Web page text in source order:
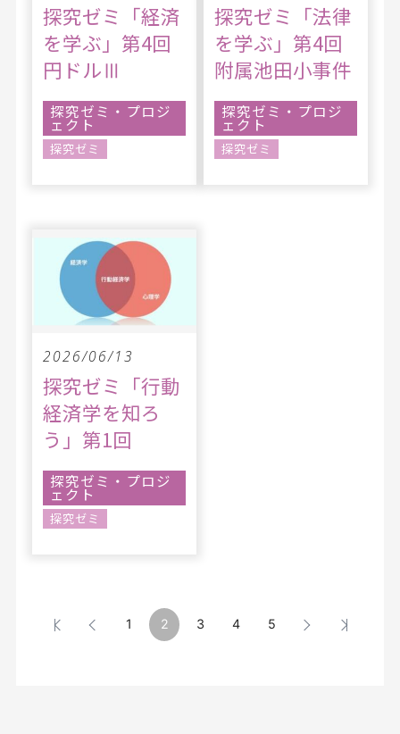
探究ゼミ「経済
を学ぶ」第4回
円ドルⅢ
探究ゼミ・プロジ
ェクト
探究ゼミ
探究ゼミ「法律
を学ぶ」第4回
附属池田小事件
探究ゼミ・プロジ
ェクト
探究ゼミ
2026/06/13
探究ゼミ「行動
経済学を知ろ
う」第1回
探究ゼミ・プロジ
ェクト
探究ゼミ
1 2 3 4 5